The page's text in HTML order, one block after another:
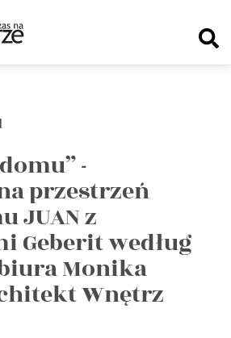
-
przestrzeń
JUAN z
Geberit według
Monika
Wnętrz